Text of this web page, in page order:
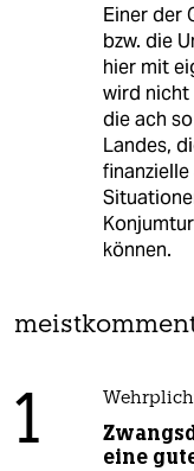
Einer der
bzw. die
hier mit
wird nicht
die ach
Landes,
können.
1
eine